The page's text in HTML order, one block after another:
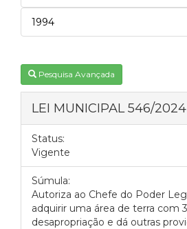
1994
Pesquisa Avançada
LEI MUNICIPAL 546/2024
Status:
Vigente
Súmula:
Autoriza ao Chefe do Poder
adquirir uma área de terra com
desapropriação e dá outras